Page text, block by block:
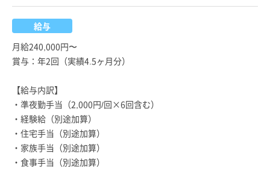
給与
月給240,000円〜
賞与：年2回（実績4.5ヶ月分）
【給与内訳】
・準夜勤手当（2,000円/回×6回含む）
・経験給（別途加算）
・住宅手当（別途加算）
・家族手当（別途加算）
・食事手当（別途加算）